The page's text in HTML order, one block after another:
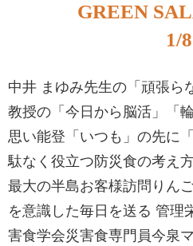
GREEN
1/8
中井 まゆみ先生の「頑張ら
教授の「今日から脳活」「
思い能登「いつも」の先に
駄なく役立つ防災食の考え
最大の半島お客様訪問りん
を意識した毎日を送る 管理
害食学会災害食専門員今泉